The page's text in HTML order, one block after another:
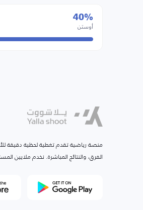
40%
أوستن
منصة رياضية تقدم تغطية لحظية دقيقة
الفرق، والنتائج المباشرة. نخدم ملايين